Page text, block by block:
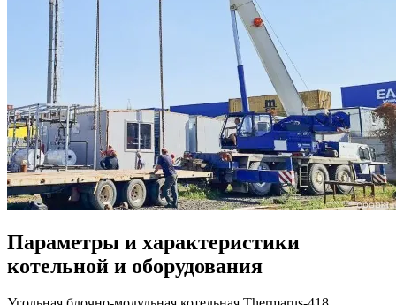
Параметры и характеристики
котельной и оборудования